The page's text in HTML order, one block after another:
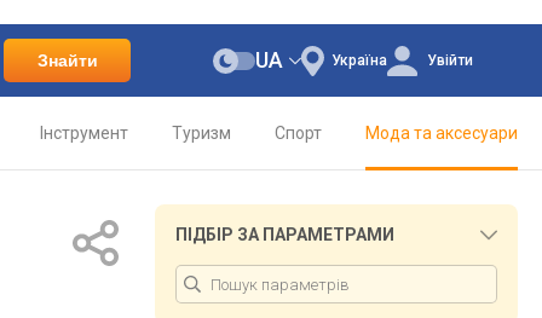
Знайти Україна
UA Увійти
Інструмент Туризм Спорт Мода та аксесуари
ПІДБІР ЗА ПАРАМЕТРАМИ